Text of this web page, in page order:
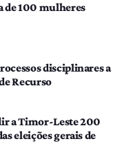
de 100 mulheres
disciplinares a
Recurso
a Timor-Leste 200
eleições gerais de